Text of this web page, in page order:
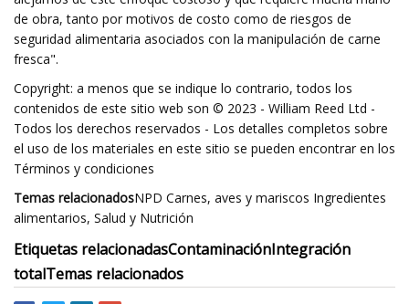
de obra, tanto por motivos de costo como de riesgos de
seguridad alimentaria asociados con la manipulación de carne
fresca".
Copyright: a menos que se indique lo contrario, todos los
contenidos de este sitio web son © 2023 - William Reed Ltd -
Todos los derechos reservados - Los detalles completos sobre
el uso de los materiales en este sitio se pueden encontrar en los
Términos y condiciones
Temas relacionadosNPD Carnes, aves y mariscos Ingredientes
alimentarios, Salud y Nutrición
Etiquetas relacionadasContaminaciónIntegración
totalTemas relacionados